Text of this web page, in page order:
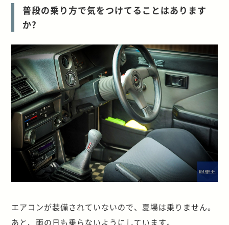
普段の乗り方で気をつけてることはあります
か?
エアコンが装備されていないので、夏場は乗りません。
あと、雨の日も乗らないようにしています。